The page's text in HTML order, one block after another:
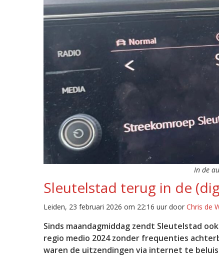
In de
Sleutelstad terug in de
Leiden, 23 februari 2026 om 22:16 uur door Chris de
Sinds maandagmiddag zendt Sleutelstad
regio medio 2024 zonder frequenties
waren de uitzendingen via internet te